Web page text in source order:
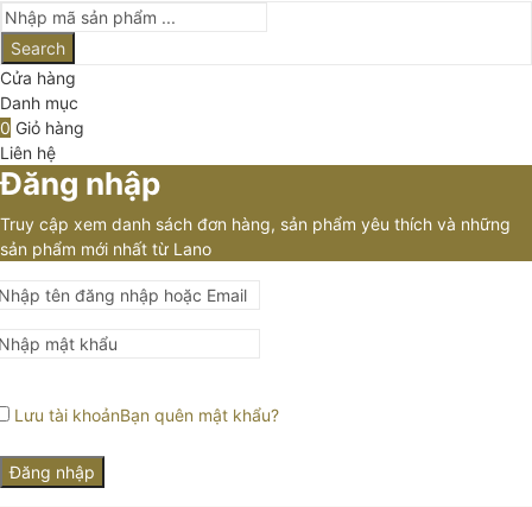
Search
Cửa hàng
Danh mục
0 Giỏ hàng
Liên hệ
Đăng nhập
Truy cập xem danh sách đơn hàng, sản phẩm yêu thích và những
sản phẩm mới nhất từ Lano
Lưu tài khoảnBạn quên mật khẩu?
Đăng nhập